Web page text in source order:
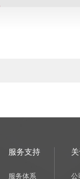
服务支持
服务体系 公